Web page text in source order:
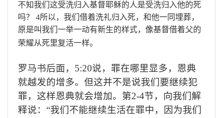
不知我们这受洗归入基督耶稣的人是受洗归入他的死
吗？ 4所以，我们借着洗礼归入死，和他一同埋葬，
原是叫我们一举一动有新生的样式，像基督借着父的
荣耀从死里复活一样。
罗马书后面， 5:20说，罪在哪里显多，恩典
就越发的增多。但这并不是说我们要继续犯
罪，这样恩典就会增加。第2-4节，向我们解
释说：“我们不能继续生活在罪中，因为我们